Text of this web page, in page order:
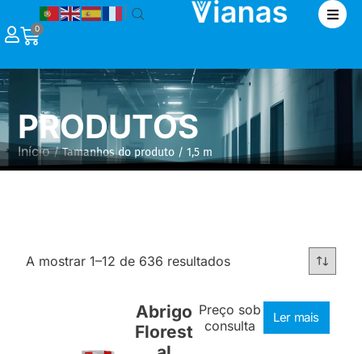
0
PRODUTOS
Início/ Tamanhos do produto / 1,5 m
A mostrar 1–12 de 636 resultados
Abrigo
Florest
Preço sob
consulta
Ler mais